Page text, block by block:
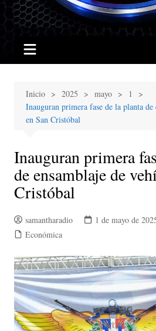
Inicio 2025 mayo
1
Inauguran primera fase de la planta
en San Cristóbal
Inauguran primera
de ensamblaje de
Cristóbal
samantharadio 1 de mayo de
Económica